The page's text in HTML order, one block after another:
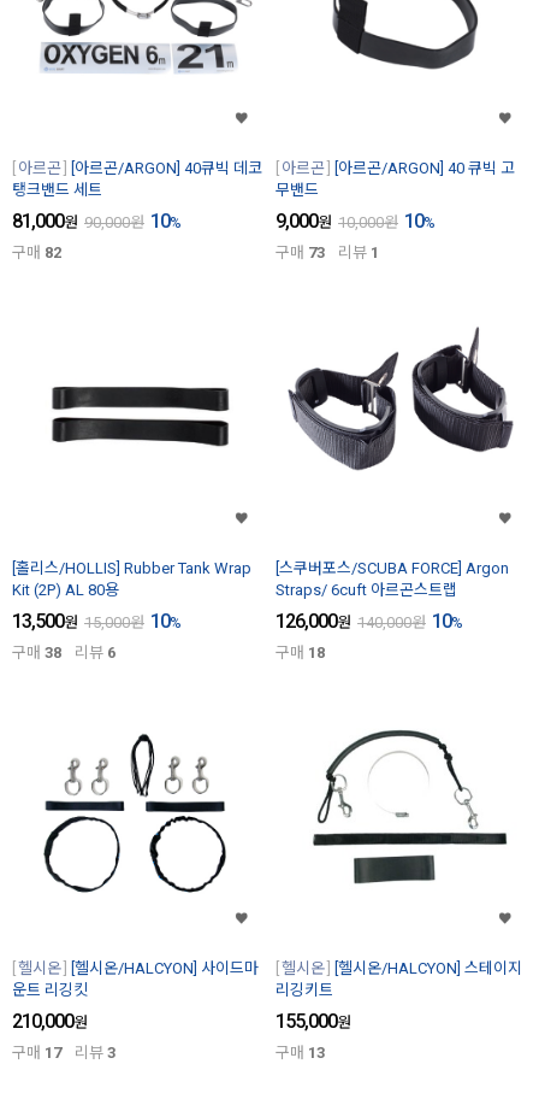
아르곤
[아르곤/ARGON] 40큐빅 데코
탱크밴드 세트
81,000원 90,000원 10%
구매 82
아르곤
[아르곤/ARGON] 40 큐빅 고
무밴드
9,000원 10,000원 10%
구매 73 리뷰 1
[홀리스/HOLLIS] Rubber Tank Wrap
Kit (2P) AL 80용
13,500원 15,000원 10%
구매 38 리뷰 6
[스쿠버포스/SCUBA FORCE] Argon
Straps/ 6cuft 아르곤스트랩
126,000원 140,000원 10%
구매 18
헬시온
[헬시온/HALCYON] 사이드마
운트 리깅킷
210,000원
구매 17 리뷰 3
헬시온
[헬시온/HALCYON] 스테이지
리깅키트
155,000원
구매 13